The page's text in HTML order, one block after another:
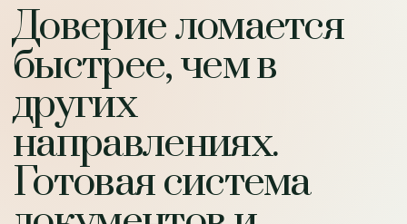
Доверие ломается
быстрее, чем в
других
направлениях.
Готовая система